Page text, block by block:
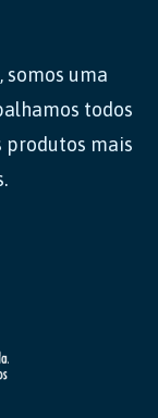
somos uma
todos
produtos mais